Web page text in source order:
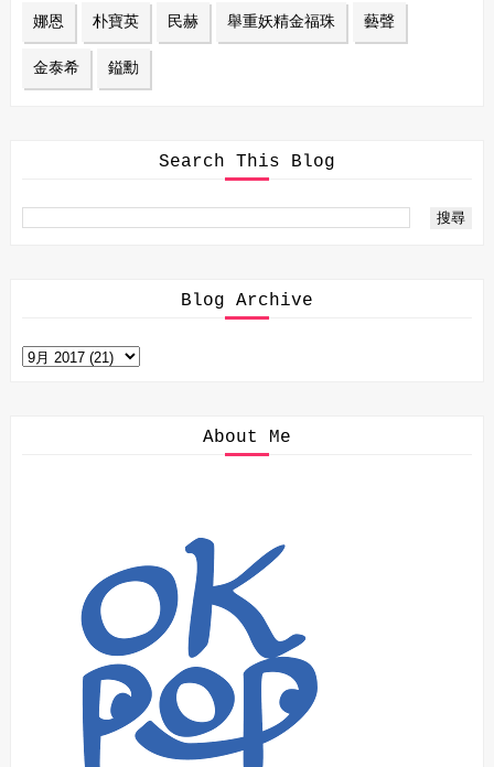
娜恩 朴寶英 民赫 舉重妖精金福珠 藝聲
金泰希 鎰勳
Search This Blog
Blog Archive
About Me